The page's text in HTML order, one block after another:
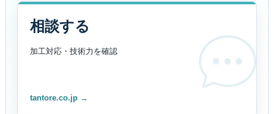
相談する
加工対応・技術力を確認
tantore.co.jp →